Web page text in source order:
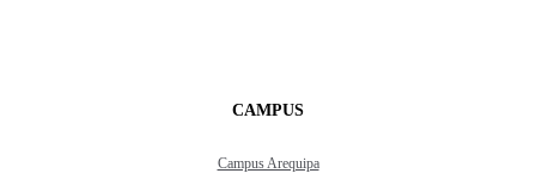
CAMPUS
Campus Arequipa